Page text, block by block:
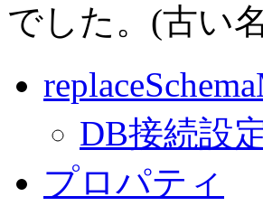
でした。 (古い
DB接続設
プロパティ